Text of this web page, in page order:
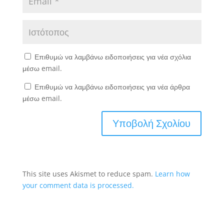
Επιθυμώ να λαμβάνω ειδοποιήσεις για νέα σχόλια
μέσω email.
Επιθυμώ να λαμβάνω ειδοποιήσεις για νέα άρθρα
μέσω email.
This site uses Akismet to reduce spam. Learn how
your comment data is processed.